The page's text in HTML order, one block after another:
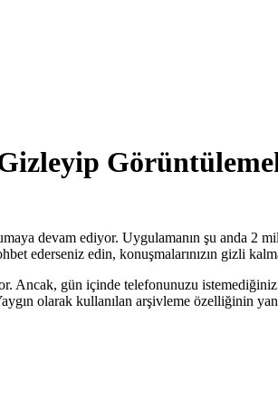
devam ediyor. Uygulamanın şu anda 2
ederseniz edin, konuşmalarınızın gizli
Ancak, gün içinde telefonunuzu
olarak kullanılan arşivleme özelliğinin